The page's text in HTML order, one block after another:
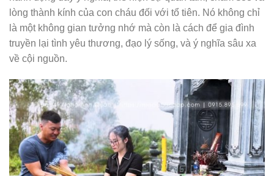
lòng thành kính của con cháu đối với tổ tiên. Nó không chỉ
là một không gian tưởng nhớ mà còn là cách để gia đình
truyền lại tình yêu thương, đạo lý sống, và ý nghĩa sâu xa
về cội nguồn.